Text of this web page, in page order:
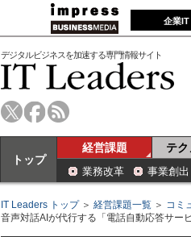
企業IT
デジタルビジネスを加速する専門情報サイト
トップ
経営課題 テ
業務改革 事業創出
IT Leaders トップ＞ 経営課題一覧 ＞ コミ
音声対話AIが代行する「電話自動応答サー